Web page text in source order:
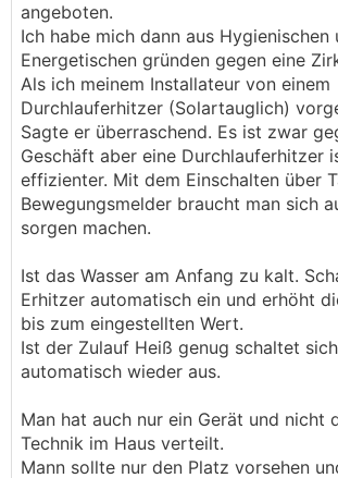
angeboten.
Ich habe mich dann aus Hygienischen
Energetischen gründen gegen eine
Als ich meinem Installateur von einem
Durchlauferhitzer (Solartauglich)
Sagte er überraschend. Es ist zwar
Geschäft aber eine Durchlauferhitzer
effizienter. Mit dem Einschalten über
Bewegungsmelder braucht man sich
sorgen machen.
Ist das Wasser am Anfang zu kalt.
Erhitzer automatisch ein und erhöht
bis zum eingestellten Wert.
Ist der Zulauf Heiß genug schaltet
automatisch wieder aus.
Man hat auch nur ein Gerät und nicht
Technik im Haus verteilt.
Mann sollte nur den Platz vorsehen